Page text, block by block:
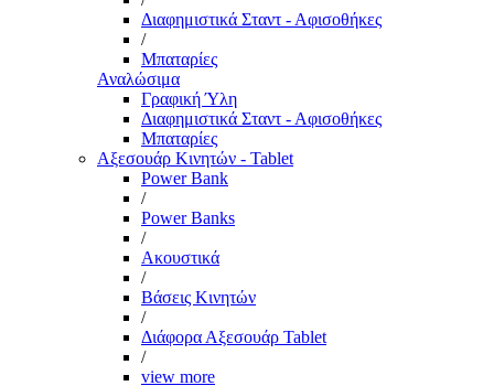
Διαφημιστικά Σταντ - Αφισοθήκες
/
Μπαταρίες
Αναλώσιμα
Γραφική Ύλη
Διαφημιστικά Σταντ - Αφισοθήκες
Μπαταρίες
Αξεσουάρ Κινητών - Tablet
Power Bank
/
Power Banks
/
Ακουστικά
/
Βάσεις Κινητών
/
Διάφορα Αξεσουάρ Tablet
/
view more